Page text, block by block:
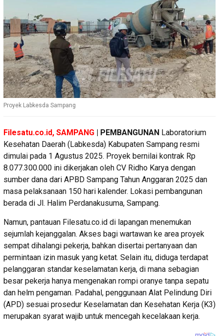
Proyek Labkesda Sampang
Filesatu.co.id, SAMPANG | PEMBANGUNAN Laboratorium
Kesehatan Daerah (Labkesda) Kabupaten Sampang resmi
dimulai pada 1 Agustus 2025. Proyek bernilai kontrak Rp
8.077.300.000 ini dikerjakan oleh CV Ridho Karya dengan
sumber dana dari APBD Sampang Tahun Anggaran 2025 dan
masa pelaksanaan 150 hari kalender. Lokasi pembangunan
berada di Jl. Halim Perdanakusuma, Sampang.
Namun, pantauan Filesatu.co.id di lapangan menemukan
sejumlah kejanggalan. Akses bagi wartawan ke area proyek
sempat dihalangi pekerja, bahkan disertai pertanyaan dan
permintaan izin masuk yang ketat. Selain itu, diduga terdapat
pelanggaran standar keselamatan kerja, di mana sebagian
besar pekerja hanya mengenakan rompi oranye tanpa sepatu
dan helm pengaman. Padahal, penggunaan Alat Pelindung Diri
(APD) sesuai prosedur Keselamatan dan Kesehatan Kerja (K3)
merupakan syarat wajib untuk mencegah kecelakaan kerja.